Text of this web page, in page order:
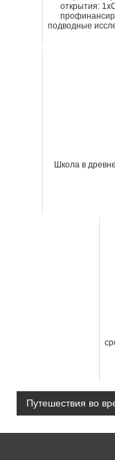
открытия:
подводные
Школа в
Путешествия во